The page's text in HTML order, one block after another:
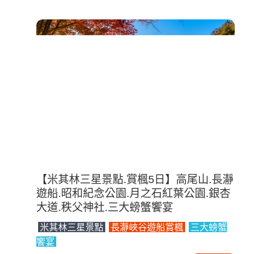
【米其林三星景點.賞楓5日】高尾山.長瀞
遊船.昭和紀念公園.月之石紅葉公園.銀杏
大道.秩父神社.三大螃蟹饗宴
米其林三星景點 長瀞峽谷遊船賞楓
三大螃蟹
饗宴